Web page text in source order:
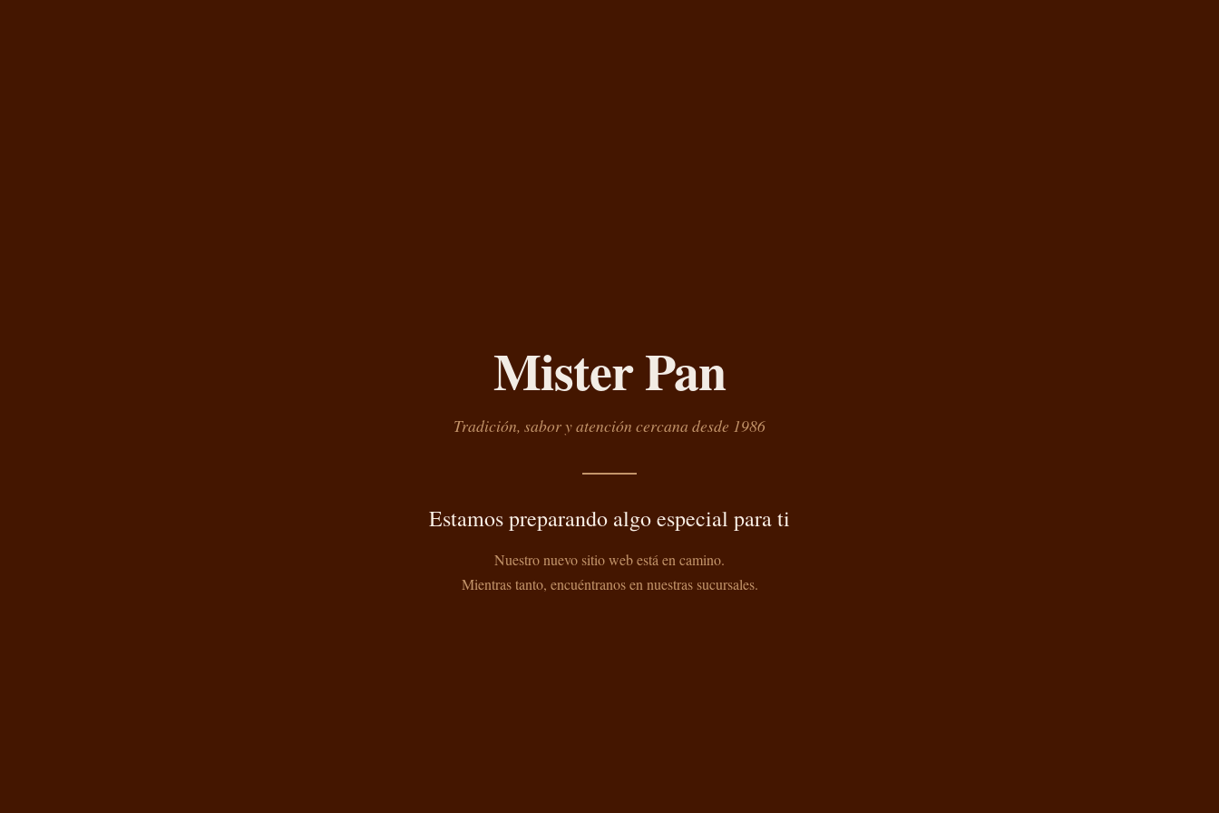
Mister Pan
Tradición, sabor y atención cercana desde 1986
Estamos preparando algo especial para ti
Nuestro nuevo sitio web está en camino.
Mientras tanto, encuéntranos en nuestras sucursales.